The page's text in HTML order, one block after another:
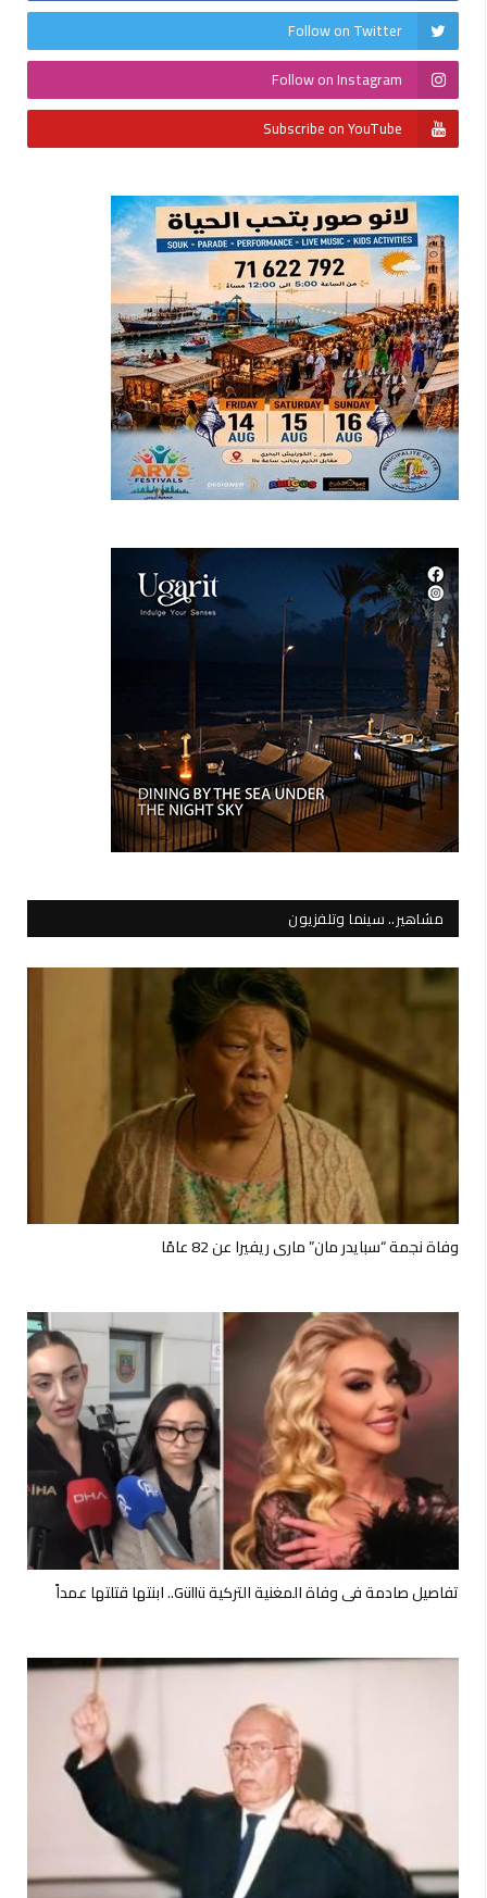
Follow on Twitter
Follow on Instagram
Subscribe on YouTube
مشاهير.. سينما وتلفزيون
وفاة نجمة “سبايدر مان” ماري ريفيرا عن 82 عامًا
تفاصيل صادمة في وفاة المغنية التركية Güllü.. ابنتها قتلتها عمداً